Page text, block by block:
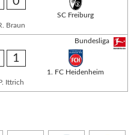
SC Freiburg
Braun
Bundesliga
1
1. FC Heidenheim
Ittrich